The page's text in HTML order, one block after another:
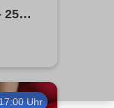
25
Uhr